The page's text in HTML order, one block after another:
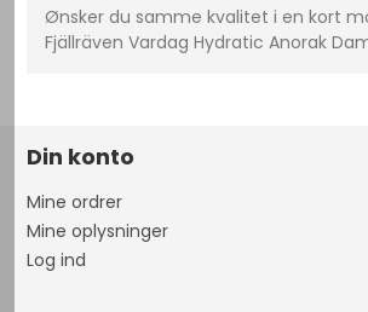
Ønsker du samme kvalitet i en kort
Fjällräven Vardag Hydratic Anorak
Din konto
Mine ordrer
Mine oplysninger
Log ind